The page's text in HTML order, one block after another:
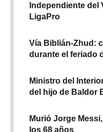
Independiente del
LigaPro
Vía Biblián-Zhud:
durante el feriado
Ministro del
del hijo de Baldor
Murió Jorge
los 68 años